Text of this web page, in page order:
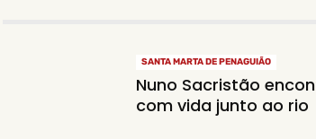
SANTA MARTA DE PENAGUIÃO
Nuno Sacristão
com vida junto ao rio